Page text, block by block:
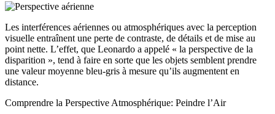
Les interférences aériennes ou atmosphériques avec la perception
visuelle entraînent une perte de contraste, de détails et de mise au
point nette. L’effet, que Leonardo a appelé « la perspective de la
disparition », tend à faire en sorte que les objets semblent prendre
une valeur moyenne bleu-gris à mesure qu’ils augmentent en
distance.
Comprendre la Perspective Atmosphérique: Peindre l’Air